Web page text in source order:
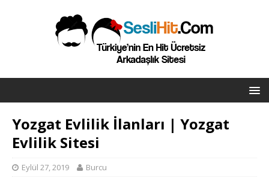
Yozgat Evlilik İlanları | Yozgat
Evlilik Sitesi
Eylül 27, 2019 Burcu